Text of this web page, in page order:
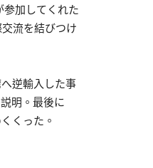
加してくれた
流を結びつけ
逆輸入した事
明。最後に
くった。